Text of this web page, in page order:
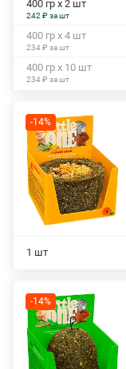
400 гр х 2 шт
242 ₽ за шт
400 гр х 4 шт
234 ₽ за шт
400 гр х 10 шт
234 ₽ за шт
-14%
1 шт
-14%